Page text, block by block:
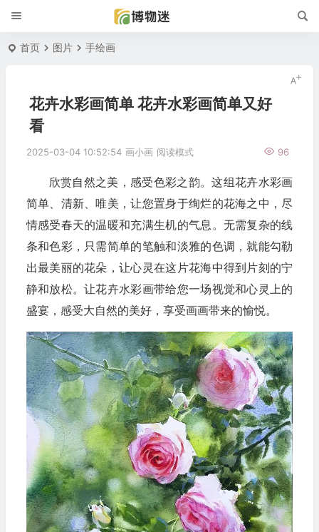
首页 图片 手绘画
花卉水彩画简单 花卉水彩画简单又好
看
2025-03-04 10:52:54 画小画 96
阅读模式
欣赏自然之美，感受色彩之韵。这组花卉水彩画
简单、清新、唯美，让您置身于绚烂的花海之中，尽
情感受春天的温暖和充满生机的气息。无需复杂的线
条和色彩，只需简单的笔触和淡雅的色调，就能勾勒
出最美丽的花朵，让心灵在这片花海中得到片刻的宁
静和放松。让花卉水彩画带给您一场视觉和心灵上的
盛宴，感受大自然的美好，享受画画带来的愉悦。